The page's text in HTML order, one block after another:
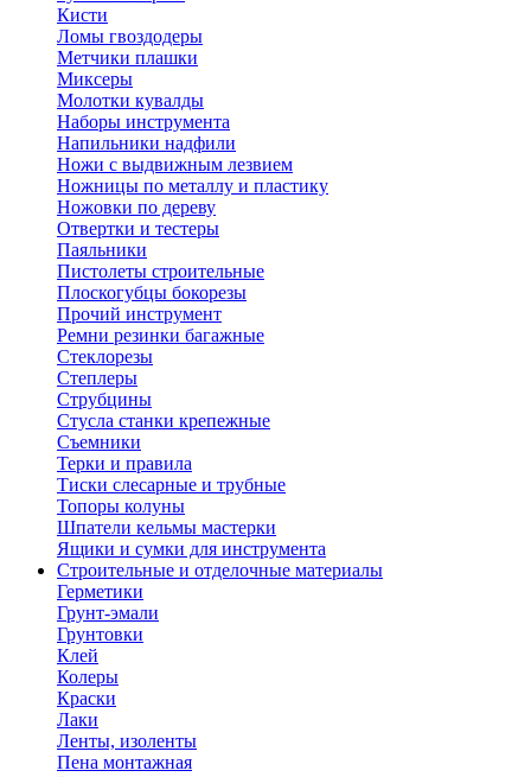
Кисти
Ломы гвоздодеры
Метчики плашки
Миксеры
Молотки кувалды
Наборы инструмента
Напильники надфили
Ножи с выдвижным лезвием
Ножницы по металлу и пластику
Ножовки по дереву
Отвертки и тестеры
Паяльники
Пистолеты строительные
Плоскогубцы бокорезы
Прочий инструмент
Ремни резинки багажные
Стеклорезы
Степлеры
Струбцины
Стусла станки крепежные
Съемники
Терки и правила
Тиски слесарные и трубные
Топоры колуны
Шпатели кельмы мастерки
Ящики и сумки для инструмента
Строительные и отделочные материалы
Герметики
Грунт-эмали
Грунтовки
Клей
Колеры
Краски
Лаки
Ленты, изоленты
Пена монтажная